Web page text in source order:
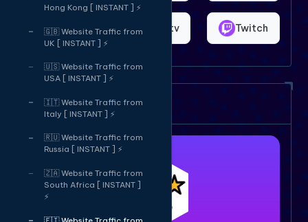
Hong Kong [ INSTANT ] ⚡
🇬🇧 Website Traffic from
UK [ INSTANT ] ⚡
🇺🇸 Website Traffic from
USA [ INSTANT ] ⚡
🇮🇹 Website Traffic from
Italy [ INSTANT ] ⚡
🇷🇺 Website Traffic from
Russia [ INSTANT ] ⚡
🇿🇦 Website Traffic from
South Africa [ INSTANT ]
⚡
Shopee Bigo.tv Twitch
Dịch vụ của chúng tôi